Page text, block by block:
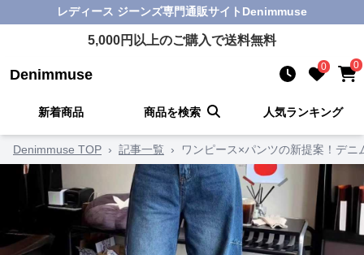
レディース ジーンズ専門通販サイト Denimmuse
5,000円以上のご購入で送料無料
Denimmuse 0 0
新着商品 商品を検索 人気ランキング
Denimmuse TOP › 記事一覧 › ワンピース×パンツの新提案！デ